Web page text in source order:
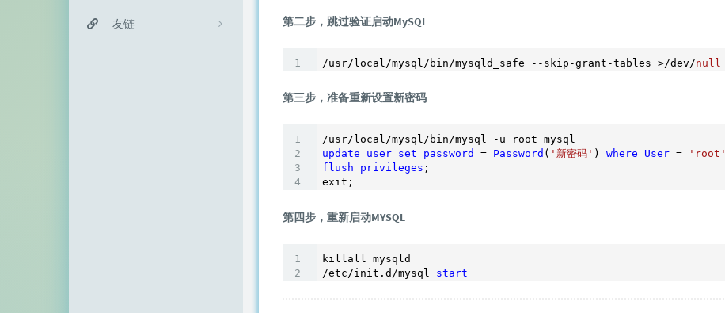
235
建站知识
归档栏
友链 第二步，跳过验证启动MySQL
/usr/local/mysql/bin/mysqld_safe --skip-grant-tables >/dev/null
第三步，准备重新设置新密码
update
user set password = Password ( '新密码' ) where User = 'root'
flush
privileges ;
第四步，重新启动MYSQL
killall mysqld
/etc/init.d/mysql start